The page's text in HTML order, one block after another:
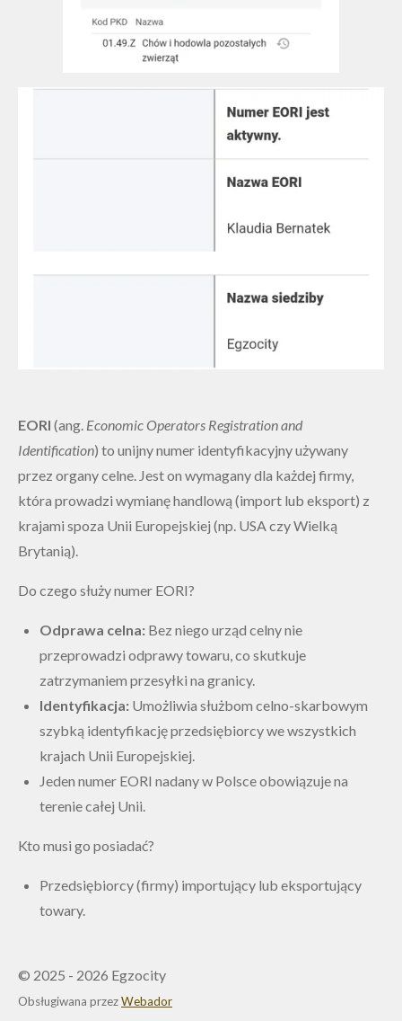
EORI (ang. Economic Operators Registration and
Identification) to unijny numer identyfikacyjny używany
przez organy celne. Jest on wymagany dla każdej firmy,
która prowadzi wymianę handlową (import lub eksport) z
krajami spoza Unii Europejskiej (np. USA czy Wielką
Brytanią).
Do czego służy numer EORI?
Odprawa celna: Bez niego urząd celny nie
przeprowadzi odprawy towaru, co skutkuje
zatrzymaniem przesyłki na granicy.
Identyfikacja: Umożliwia służbom celno-skarbowym
szybką identyfikację przedsiębiorcy we wszystkich
krajach Unii Europejskiej.
Jeden numer EORI nadany w Polsce obowiązuje na
terenie całej Unii.
Kto musi go posiadać?
Przedsiębiorcy (firmy) importujący lub eksportujący
towary.
© 2025 - 2026 Egzocity
Obsługiwana przezWebador